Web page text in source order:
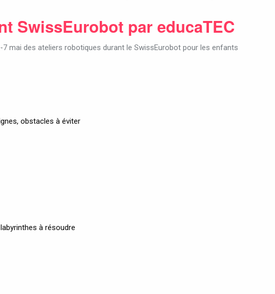
SwissEurobot par educaTEC
mai des ateliers robotiques durant le SwissEurobot pour les enfants
obstacles à éviter
à résoudre